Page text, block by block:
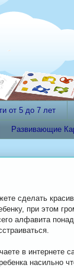
от 5 до 7 лет
Развивающие
сделать
при этом
алфавита
в интернете
насильно